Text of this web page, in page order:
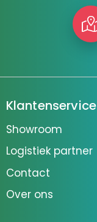
Klantenservice
Showroom
Logistiek partner
Contact
Over ons